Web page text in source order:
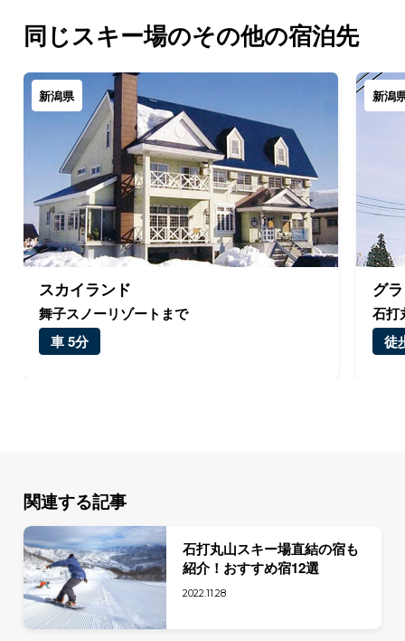
同じスキー場のその他の宿泊先
新潟県
スカイランド
舞子スノーリゾートまで
車 5分
新潟
グ
石打
徒
関連する記事
石打丸山スキー場直結の宿も
紹介！おすすめ宿12選
2022.11.28